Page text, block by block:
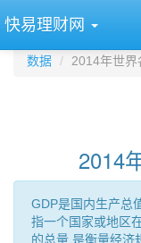
快易理财网
数据 2014年世界
2014
GDP是国内生产总
指一个国家或地区
的总量,是衡量经济